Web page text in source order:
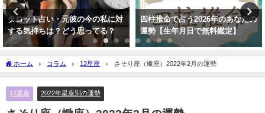
四柱推命で占う2026年のあなたの
運勢【生年月日で無料鑑定】
2026年運勢ランキング！366日の
誕生日を占いました！
ホーム コラム 12星座 さそり座（蠍座）2022年2月の運勢
12星座 2022年星座別の運勢